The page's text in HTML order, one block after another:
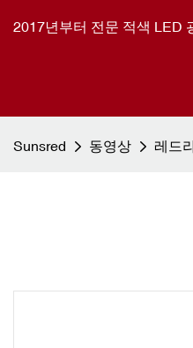
2017년부터 전문 적색 LED
Sunsred 동영상 레드